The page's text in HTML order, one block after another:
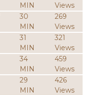
MIN
Views
30
MIN
269
Views
31
MIN
321
Views
34
MIN
459
Views
29
MIN
426
Views